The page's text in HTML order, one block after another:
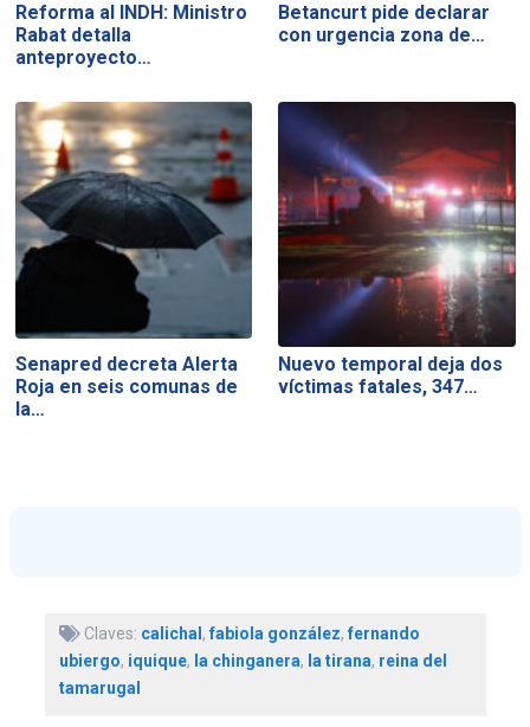
Reforma al INDH: Ministro
Rabat detalla
anteproyecto…
Betancurt pide declarar
con urgencia zona de…
Senapred decreta Alerta
Roja en seis comunas de
la…
Nuevo temporal deja dos
víctimas fatales, 347…
Claves: calichal ,fabiola gonzález,fernando
ubiergo, iquique, la chinganera, la tirana, reina del
tamarugal